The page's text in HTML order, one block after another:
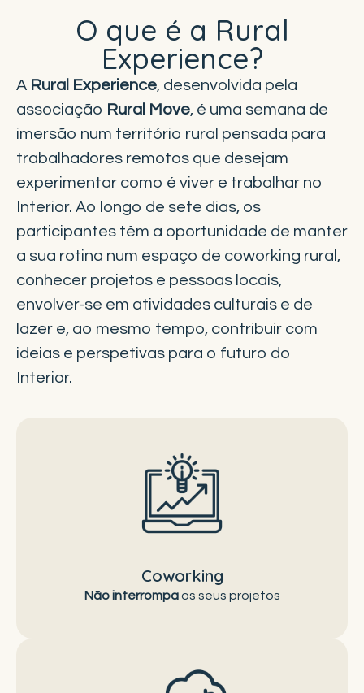
O que é a Rural
Experience?
A Rural Experience, desenvolvida pela
associação Rural Move, é uma semana de
imersão num território rural pensada para
trabalhadores remotos que desejam
experimentar como é viver e trabalhar no
Interior. Ao longo de sete dias, os
participantes têm a oportunidade de manter
a sua rotina num espaço de coworking rural,
conhecer projetos e pessoas locais,
envolver-se em atividades culturais e de
lazer e, ao mesmo tempo, contribuir com
ideias e perspetivas para o futuro do
Interior.
Coworking
Não interrompaos seus projetos
pelo contrário, encontre novas inspirações num
espaço de trabalho no coração do Interior.